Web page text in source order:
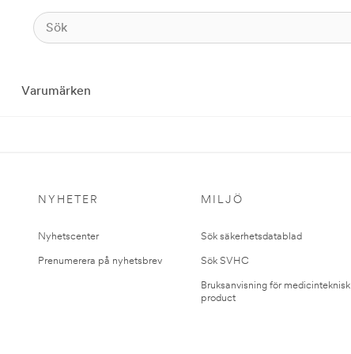
Varumärken
NYHETER
Nyhetscenter
Prenumerera på nyhetsbrev
MILJÖ
Sök säkerhetsdatablad
Sök SVHC
Bruksanvisning för medicinteknisk
product